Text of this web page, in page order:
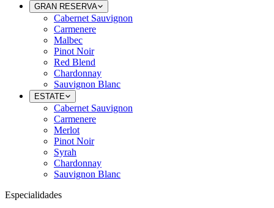
GRAN RESERVA
Cabernet Sauvignon
Carmenere
Malbec
Pinot Noir
Red Blend
Chardonnay
Sauvignon Blanc
ESTATE
Cabernet Sauvignon
Carmenere
Merlot
Pinot Noir
Syrah
Chardonnay
Sauvignon Blanc
Especialidades